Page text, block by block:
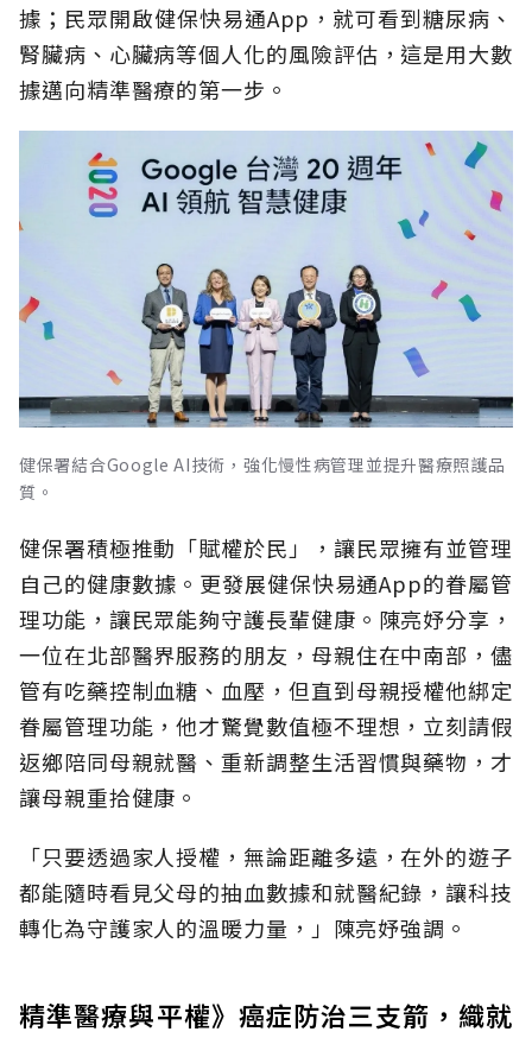
據；民眾開啟健保快易通App，就可看到糖尿病、
腎臟病、心臟病等個人化的風險評估，這是用大數
據邁向精準醫療的第一步。
健保署結合Google AI技術，強化慢性病管理並提升醫療照護品
質。
健保署積極推動「賦權於民」，讓民眾擁有並管理
自己的健康數據。更發展健保快易通App的眷屬管
理功能，讓民眾能夠守護長輩健康。陳亮妤分享，
一位在北部醫界服務的朋友，母親住在中南部，儘
管有吃藥控制血糖、血壓，但直到母親授權他綁定
眷屬管理功能，他才驚覺數值極不理想，立刻請假
返鄉陪同母親就醫、重新調整生活習慣與藥物，才
讓母親重拾健康。
「只要透過家人授權，無論距離多遠，在外的遊子
都能隨時看見父母的抽血數據和就醫紀錄，讓科技
轉化為守護家人的溫暖力量，」陳亮妤強調。
精準醫療與平權》癌症防治三支箭，織就